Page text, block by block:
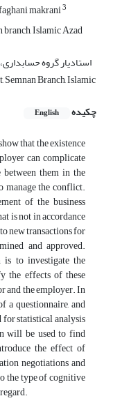
makrani3
branch, Islamic Azad
استادیار گروه
Branch, Islamic
چکیده
English
that the existence
can complicate
them in the
manage the conflict.
of the business
is not in accordance
new transactions for
and approved.
to investigate the
the effects of these
and the employer. In
a questionnaire, and
statistical analysis
will be used to find
the effect of
negotiations and
the type of cognitive